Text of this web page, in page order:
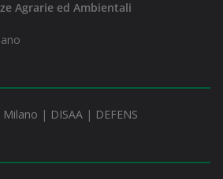
Agrarie ed Ambientali
Milano | DISAA | DEFENS